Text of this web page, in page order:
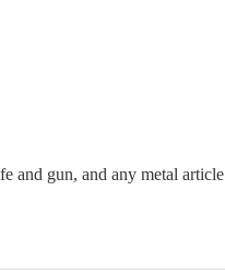
and gun, and any metal article